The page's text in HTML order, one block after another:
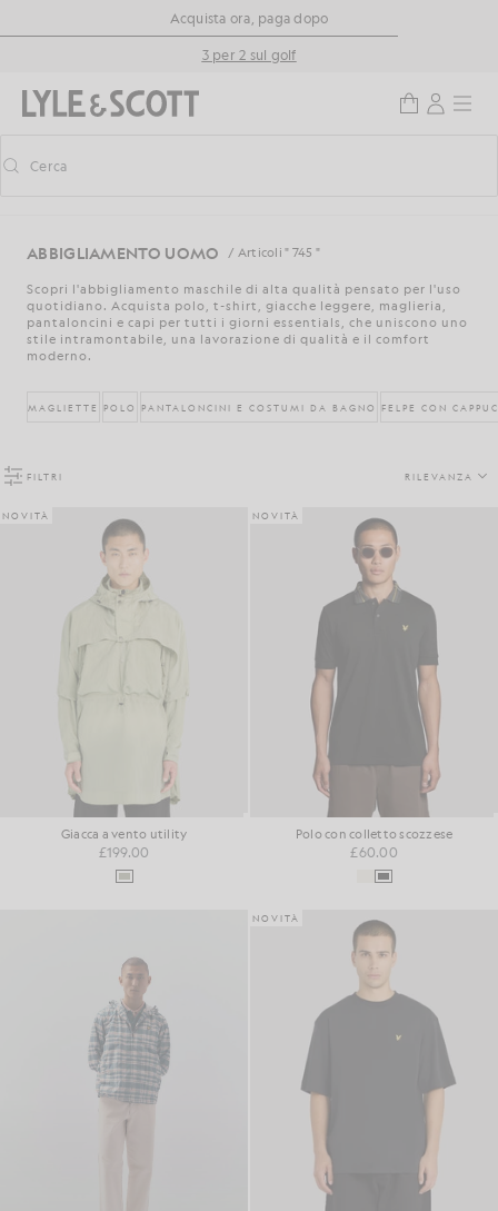
Vai al contenuto principale
Informazioni sull'accessibilitàAcquista ora, paga dopo
3 per 2 sul golf
Attiva/disattiva la ricerca predittiva
Cerca
ABBIGLIAMENTO UOMO / Articoli " 745 "
Scopri l'abbigliamento maschile di alta qualità pensato per l'uso
quotidiano. Acquista polo, t-shirt, giacche leggere, maglieria,
pantaloncini e capi per tutti i giorni essentials, che uniscono uno
stile intramontabile, una lavorazione di qualità e il comfort
moderno.
MAGLIETTE POLO PANTALONCINI E COSTUMI DA BAGNO FELPE CON
FILTRI RILEVANZA
NOVITÀ
Giacca a vento utility
£199.00
NOVITÀ
Polo con colletto scozzese
£60.00
NOVITÀ